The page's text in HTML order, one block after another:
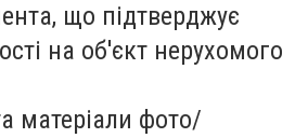
що підтверджує
на об'єкт нерухомого
матеріали фото/